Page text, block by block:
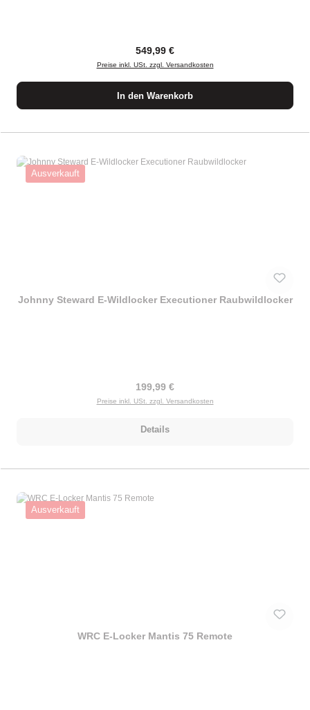
Regulärer Preis:
549,99 €
Preise inkl. USt. zzgl. Versandkosten
In den Warenkorb
Ausverkauft
Johnny Steward E-Wildlocker Executioner Raubwildlocker
Regulärer Preis:
199,99 €
Preise inkl. USt. zzgl. Versandkosten
Details
Ausverkauft
WRC E-Locker Mantis 75 Remote